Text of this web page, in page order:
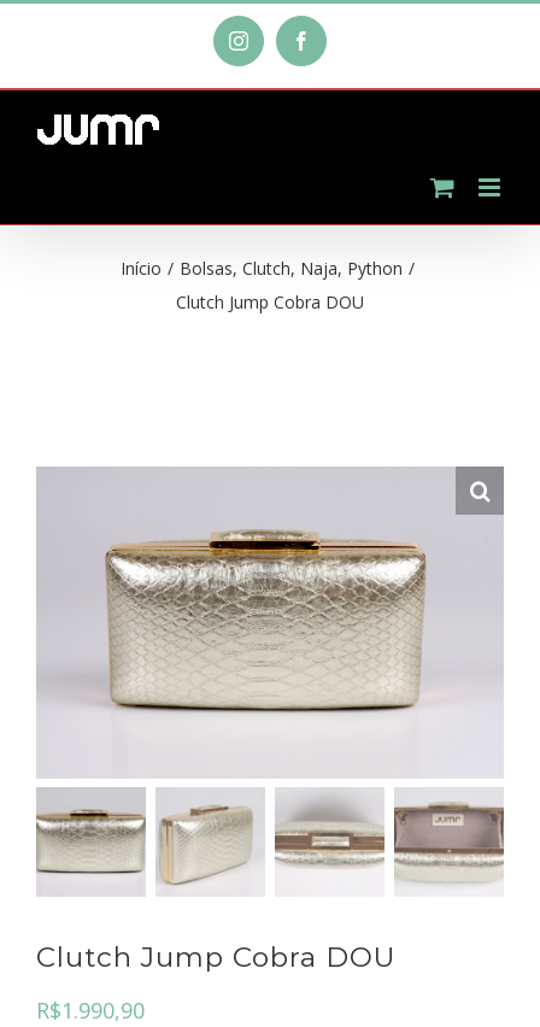
o
conteúdo
Instagram Facebook
Início / Bolsas, Clutch, Naja, Python /
Clutch Jump Cobra DOU
Clutch Jump Cobra DOU
R$1.990,90